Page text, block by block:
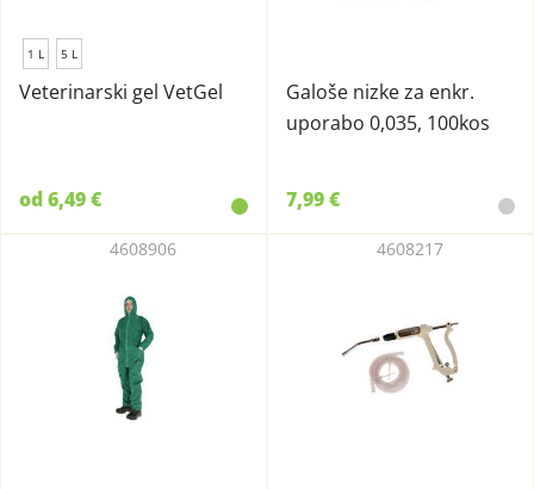
1 L 5 L
Veterinarski gel VetGel
od 6,49 €
Galoše nizke za enkr.
uporabo 0,035, 100kos
7,99 €
4608906 4608217